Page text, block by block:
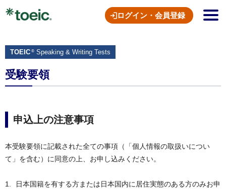
ログイン・会員登録
TOEIC ® Speaking & Writing Tests
受験要領
申込上の注意事項
本受験要領に記載された全ての事項（「個人情報の取扱いについ
て」を含む）に同意の上、お申し込みください。
日本国籍を有する方または日本国内に居住実態のある方のみお申